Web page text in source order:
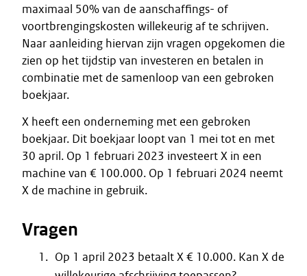
maximaal 50% van de aanschaffings- of
voortbrengingskosten willekeurig af te schrijven.
Naar aanleiding hiervan zijn vragen opgekomen die
zien op het tijdstip van investeren en betalen in
combinatie met de samenloop van een gebroken
boekjaar.
X heeft een onderneming met een gebroken
boekjaar. Dit boekjaar loopt van 1 mei tot en met
30 april. Op 1 februari 2023 investeert X in een
machine van € 100.000. Op 1 februari 2024 neemt
X de machine in gebruik.
Vragen
Op 1 april 2023 betaalt X € 10.000. Kan X de